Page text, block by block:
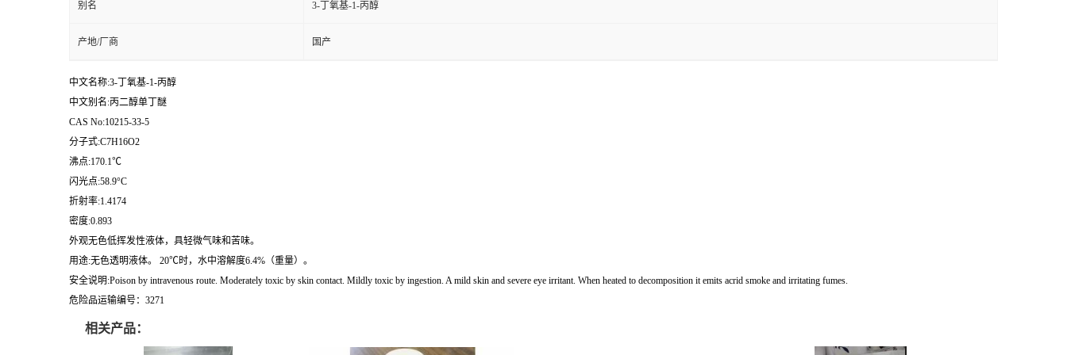
别名 3-丁氧基-1-丙醇
产地/厂商 国产
中文名称:3-丁氧基-1-丙醇
中文别名:丙二醇单丁醚
CAS No:10215-33-5
分子式:C7H16O2
沸点:170.1℃
闪光点:58.9°C
折射率:1.4174
密度:0.893
外观无色低挥发性液体，具轻微气味和苦味。
用途:无色透明液体。 20℃时，水中溶解度6.4%（重量）。
安全说明:Poison by intravenous route. Moderately toxic by skin contact. Mildly toxic by ingestion. A mild skin and severe eye irritant. When heated to decomposition it emits acrid smoke and irritating fumes.
危险品运输编号：3271
相关产品：